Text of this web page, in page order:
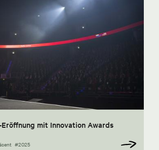
mit Innovation Awards
#2025